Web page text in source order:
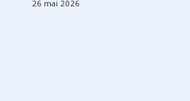
26 mai 2026